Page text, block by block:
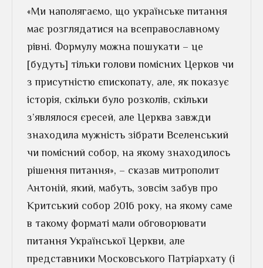
«Ми наполягаємо, що українське питання
має розглядатися на всеправославному
рівні. Формулу можна пошукати – це
[будуть] тільки голови помісних Церков чи
з присутністю єпископату, але, як показує
історія, скільки було розколів, скільки
з’являлося єресей, але Церква завжди
знаходила мужність зібрати Вселенський
чи помісний собор, на якому знаходилось
рішення питання», – сказав митрополит
Антоній, який, мабуть, зовсім забув про
Критський собор 2016 року, на якому саме
в такому форматі мали обговорювати
питання Української Церкви, але
представники Московського Патріархату (і